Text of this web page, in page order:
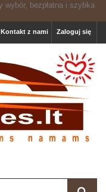
Zaloguj się
Kontakt z nami